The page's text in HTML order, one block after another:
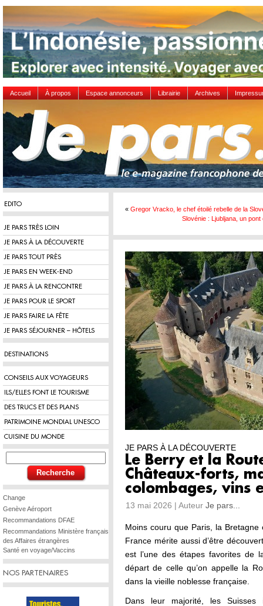
Accueil À propos Espace annonceurs Librairie Archives
EDITO
JE PARS TRÈS LOIN
JE PARS À LA DÉCOUVERTE
JE PARS TOUT PRÈS
JE PARS EN WEEK-END
JE PARS À LA RENCONTRE
JE PARS POUR LE SPORT
JE PARS FAIRE LA FÊTE
JE PARS SÉJOURNER – HÔTELS
DESTINATIONS
CONSEILS AUX VOYAGEURS
ILS/ELLES FONT LE TOURISME
DES TRUCS ET DES PLANS
PATRIMOINE MONDIAL UNESCO
CUISINE DU MONDE
Change
Genève Aéroport
Recommandations DFAE
Recommandations Ministère français
des Affaires étrangères
Santé en voyage/Vaccins
NOS PARTENAIRES
« Gregor Vracko, le chef étoilé rebelle de la
Slovénie : Ljubljana, un
JE PARS À LA DÉCOUVERTE
Le Berry et la
Châteaux-forts,
colombages, vins
13 mai 2026 | Auteur Je pars...
Moins couru que Paris, la Bretagne
France mérite aussi d’être
est l’une des étapes favorites de
départ de celle qu’on appelle la
dans la vieille noblesse française.
Dans leur majorité, les Suisses